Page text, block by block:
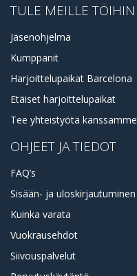
TULE MEILLE TÖIHIN
Jäsenohjelma
Kumppanit
Harjoittelupaikat Barcelona
Etäiset harjoittelupaikat
Tee yhteistyötä kanssamme
OHJEET JA TIEDOT
FAQ’s
Sisään- ja uloskirjautuminen
Kuinka varata
Vuokrausehdot
Siivouspalvelut